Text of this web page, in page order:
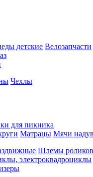
детские Велозапчасти
Чехлы
для пикника
Матрацы Мячи
Шлемы
электроквадроциклы